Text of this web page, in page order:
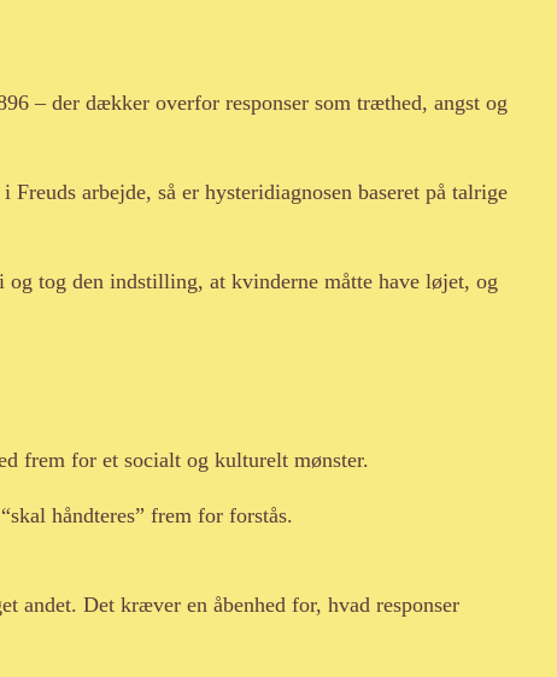
– der dækker overfor responser som træthed, angst og
arbejde, så er hysteridiagnosen baseret på talrige
og tog den indstilling, at kvinderne måtte have løjet, og
frem for et socialt og kulturelt mønster.
håndteres” frem for forstås.
andet. Det kræver en åbenhed for, hvad responser